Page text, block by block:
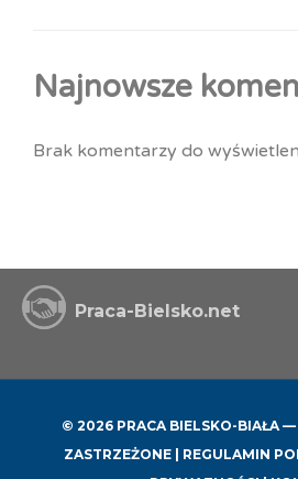
Najnowsze
Brak komentarzy do
Praca-Bielsko.net
© 2026 PRACA BIELSKO-BIAŁA
ZASTRZEŻONE | REGULAMIN